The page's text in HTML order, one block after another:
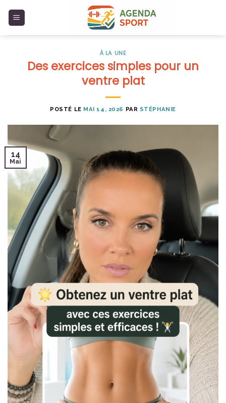
À LA UNE
Des exercices simples pour un
ventre plat
POSTÉ LE MAI 14, 2026 PAR STÉPHANIE
14
Mai